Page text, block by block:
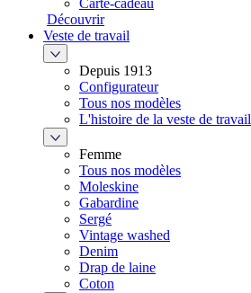
Carte-cadeau
Découvrir
Veste de travail
Depuis 1913
Configurateur
Tous nos modèles
L'histoire de la veste de travail
Femme
Tous nos modèles
Moleskine
Gabardine
Sergé
Vintage washed
Denim
Drap de laine
Coton